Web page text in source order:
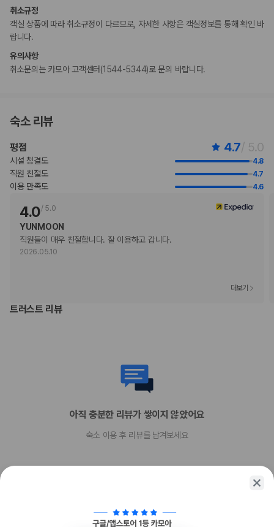
뷔페아침 식사 요금: 성인 KRW 10000, 어린이 KRW 10000(대략적인
금액)
추가 요금 지불 시 이른 체크인 가능(객실 이용 상황에 따라 다름)
늦은 체크아웃 요금 부과
위 목록에 명시되지 않은 다른 항목이 있을 수 있습니다. 요금 및 보증금은 세전
금액일 수 있으며 변경될 수 있습니다.
Visa
Diners Club
직불카드
Discover
현금
American Express
JCB International
Mastercard
반려동물
반려동물 동반 불가
현장 결제 및 추가비용 호텔 프론트 문의
조식 레스토랑 / A동 2층 / 07:30~09:00 / 1인 10,000원 대소인 동일
주차가능(무료/객실당 1대)
체크인 날짜 이전 3일까지 무료취소 가능
취소규정
객실 상품에 따라 취소규정이 다르므로, 자세한 사항은 객실정보를 통해 확인 바
랍니다.
유의사항
취소문의는 카모아 고객센터(1544-5344)로 문의 바랍니다.
숙소 리뷰
평점 4.7/ 5.0
시설 청결도 4.8
직원 친절도 4.7
이용 만족도 4.6
4.0/ 5.0
YUNMOON
직원들이 매우 친절합니다. 잘 이용하고 갑니다.
2026.05.10
더보기
트러스트 리뷰
아직 충분한 리뷰가 쌓이지 않았어요
숙소 이용 후 리뷰를 남겨보세요
함께 가는 친구에게 정보를 공유해보세요